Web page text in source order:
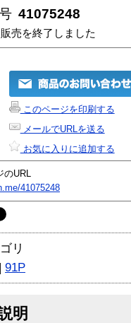
41075248
売を終了しました
このページを印刷する
メールでURLを送る
お気に入りに追加する
URL
41075248
リ
| 91P
明